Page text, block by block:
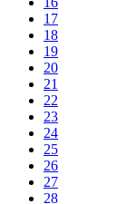
17
18
19
20
21
22
23
24
25
26
27
28